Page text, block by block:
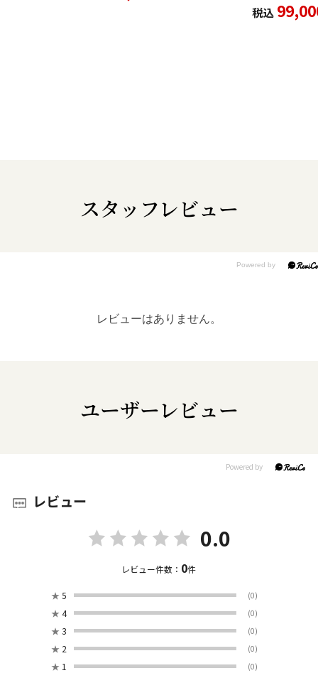
税込
スタッフレビュー
レビューはありません。
ユーザーレビュー
レビュー
0.0
レビュー件数： 0件
★ 5 (0)
★ 4 (0)
★ 3 (0)
★ 2 (0)
★ 1 (0)